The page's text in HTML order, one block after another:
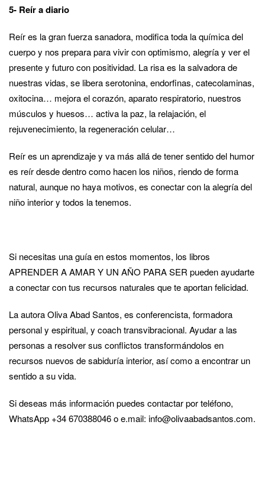
5- Reír a diario
Reír es la gran fuerza sanadora, modifica toda la química del
cuerpo y nos prepara para vivir con optimismo, alegría y ver el
presente y futuro con positividad. La risa es la salvadora de
nuestras vidas, se libera serotonina, endorfinas, catecolaminas,
oxitocina… mejora el corazón, aparato respiratorio, nuestros
músculos y huesos… activa la paz, la relajación, el
rejuvenecimiento, la regeneración celular…
Reír es un aprendizaje y va más allá de tener sentido del humor
es reír desde dentro como hacen los niños, riendo de forma
natural, aunque no haya motivos, es conectar con la alegría del
niño interior y todos la tenemos.
Si necesitas una guía en estos momentos, los libros
APRENDER A AMAR Y UN AÑO PARA SER pueden ayudarte
a conectar con tus recursos naturales que te aportan felicidad.
La autora Oliva Abad Santos, es conferencista, formadora
personal y espiritual, y coach transvibracional. Ayudar a las
personas a resolver sus conflictos transformándolos en
recursos nuevos de sabiduría interior, así como a encontrar un
sentido a su vida.
Si deseas más información puedes contactar por teléfono,
WhatsApp +34 670388046 o e.mail: info@olivaabadsantos.com.